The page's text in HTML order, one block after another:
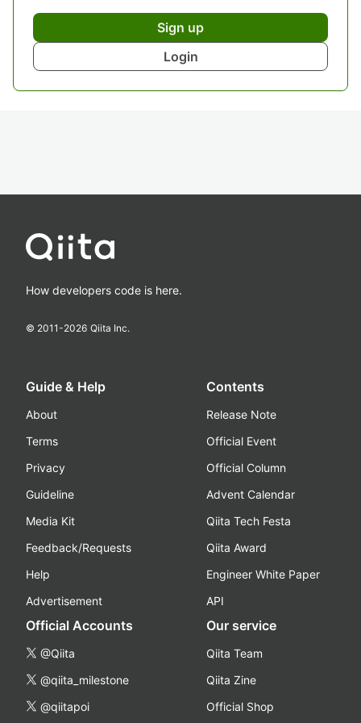
Sign up
Login
How developers code is here.
© 2011-2026 Qiita Inc.
Guide & Help
About
Terms
Privacy
Guideline
Media Kit
Feedback/Requests
Help
Advertisement
Contents
Release Note
Official Event
Official Column
Advent Calendar
Qiita Tech Festa
Qiita Award
Engineer White Paper
API
Official Accounts
@Qiita
@qiita_milestone
@qiitapoi
Our service
Qiita Team
Qiita Zine
Official Shop